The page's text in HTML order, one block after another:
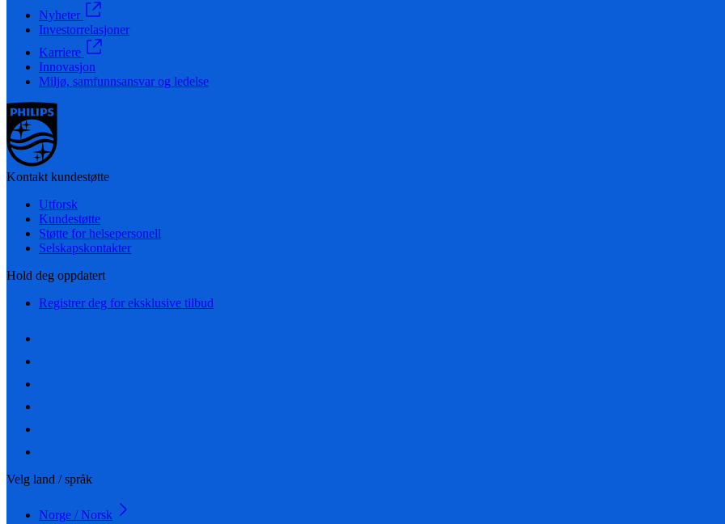
Nyheter
Investorrelasjoner
Karriere
Innovasjon
Miljø, samfunnsansvar og ledelse
Kontakt kundestøtte
Utforsk
Kundestøtte
Støtte for helsepersonell
Selskapskontakter
Hold deg oppdatert
Registrer deg for eksklusive tilbud
Velg land / språk
Norge / Norsk